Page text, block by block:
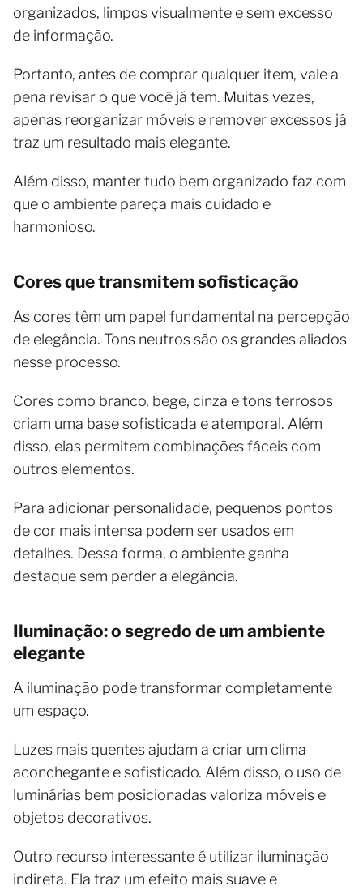
organizados, limpos visualmente e sem excesso
de informação.
Portanto, antes de comprar qualquer item, vale a
pena revisar o que você já tem. Muitas vezes,
apenas reorganizar móveis e remover excessos já
traz um resultado mais elegante.
Além disso, manter tudo bem organizado faz com
que o ambiente pareça mais cuidado e
harmonioso.
Cores que transmitem sofisticação
As cores têm um papel fundamental na percepção
de elegância. Tons neutros são os grandes aliados
nesse processo.
Cores como branco, bege, cinza e tons terrosos
criam uma base sofisticada e atemporal. Além
disso, elas permitem combinações fáceis com
outros elementos.
Para adicionar personalidade, pequenos pontos
de cor mais intensa podem ser usados em
detalhes. Dessa forma, o ambiente ganha
destaque sem perder a elegância.
Iluminação: o segredo de um ambiente
elegante
A iluminação pode transformar completamente
um espaço.
Luzes mais quentes ajudam a criar um clima
aconchegante e sofisticado. Além disso, o uso de
luminárias bem posicionadas valoriza móveis e
objetos decorativos.
Outro recurso interessante é utilizar iluminação
indireta. Ela traz um efeito mais suave e